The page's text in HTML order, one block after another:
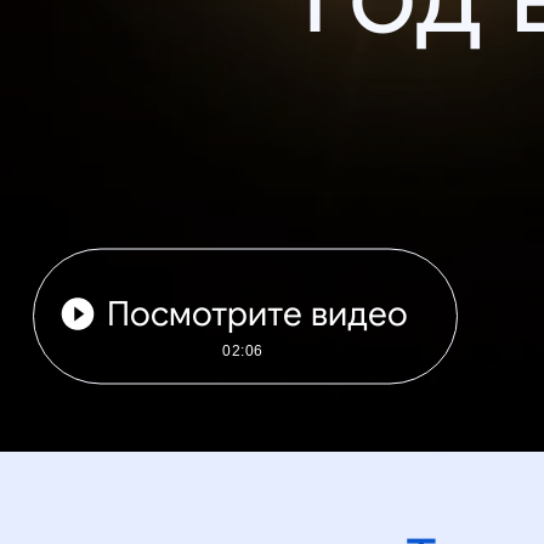
Посмотрите видео
02:06